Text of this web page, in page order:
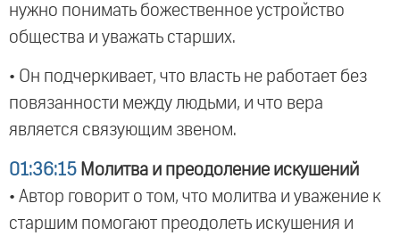
нужно понимать божественное устройство
общества и уважать старших.
• Он подчеркивает, что власть не работает без
повязанности между людьми, и что вера
является связующим звеном.
01:36:15 Молитва и преодоление искушений
• Автор говорит о том, что молитва и уважение к
старшим помогают преодолеть искушения и